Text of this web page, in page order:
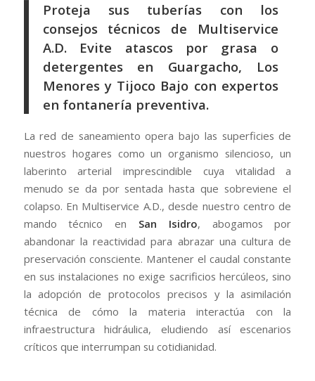
Proteja sus tuberías con los
consejos técnicos de Multiservice
A.D. Evite atascos por grasa o
detergentes en Guargacho, Los
Menores y Tijoco Bajo con expertos
en fontanería preventiva.
La red de saneamiento opera bajo las superficies de
nuestros hogares como un organismo silencioso, un
laberinto arterial imprescindible cuya vitalidad a
menudo se da por sentada hasta que sobreviene el
colapso. En Multiservice A.D., desde nuestro centro de
mando técnico en San Isidro, abogamos por
abandonar la reactividad para abrazar una cultura de
preservación consciente. Mantener el caudal constante
en sus instalaciones no exige sacrificios hercúleos, sino
la adopción de protocolos precisos y la asimilación
técnica de cómo la materia interactúa con la
infraestructura hidráulica, eludiendo así escenarios
críticos que interrumpan su cotidianidad.